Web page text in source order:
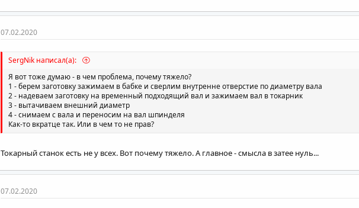
07.02.2020
SergNik написал(а):
Я вот тоже думаю - в чем проблема, почему тяжело?
1 - берем заготовку зажимаем в бабке и сверлим внутренне отверстие по диаметру вала
2 - надеваем заготовку на временный подходящий вал и зажимаем вал в токарник
3 - вытачиваем внешний диаметр
4 - снимаем с вала и переносим на вал шпинделя
Как-то вкратце так. Или в чем то не прав?
Токарный станок есть не у всех. Вот почему тяжело. А главное - смысла в затее нуль...
07.02.2020